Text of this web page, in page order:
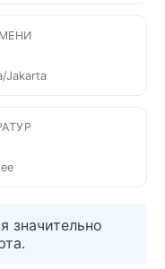
Jakarta
значительно